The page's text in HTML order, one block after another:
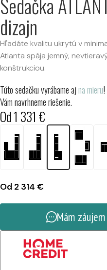
dizajn
Hľadáte kvalitu ukrytú v
Atlanta spája jemný,
konštrukciou.
Túto sedačku vyrábame ajna mieru!
Vám navrhneme riešenie.
Od1 331 €
Od 2 314 €
Mám